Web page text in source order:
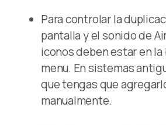
Para controlar la
pantalla y el sonido de
iconos deben estar en la
menu. En sistemas
que tengas que
manualmente.